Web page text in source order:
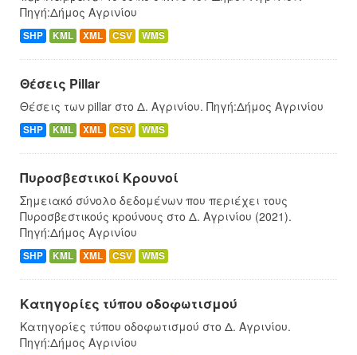
Πηγή:Δήμος Αγρινίου
SHP KML XML CSV WMS
Θέσεις Pillar
Θέσεις των pillar στο Δ. Αγρινίου. Πηγή:Δήμος Αγρινίου
SHP KML XML CSV WMS
Πυροσβεστικοί Κρουνοί
Σημειακό σύνολο δεδομένων που περιέχει τους
Πυροσβεστικούς κρούνους στο Δ. Αγρινίου (2021).
Πηγή:Δήμος Αγρινίου
SHP KML XML CSV WMS
Κατηγορίες τύπου οδοφωτισμού
Κατηγορίες τύπου οδοφωτισμού στο Δ. Αγρινίου.
Πηγή:Δήμος Αγρινίου